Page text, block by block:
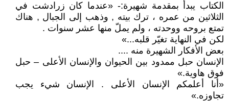
الكتاب يبدأ بمقدمة شهيرة:- «عندما كان زرادشت في
الثلاثين من عمره ، ترك بيته , وذهب إلى الجبال , هناك
تمتع بروحه ووحدته ، ولم يملّ منها عشر سنوات .
لكن في النهاية تغيّر قلبه...»
بعض الأفكار الشهيرة منه ....
الإنسان حبل ممدود بين الحيوان والإنسان الأعلى – حبل
فوق هاوية.»
«أنا أعلمكم الإنسان الأعلى . الإنسان شيء يجب
تجاوزه.»